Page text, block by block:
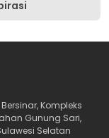
Kompleks
Gunung Sari,
Selatan